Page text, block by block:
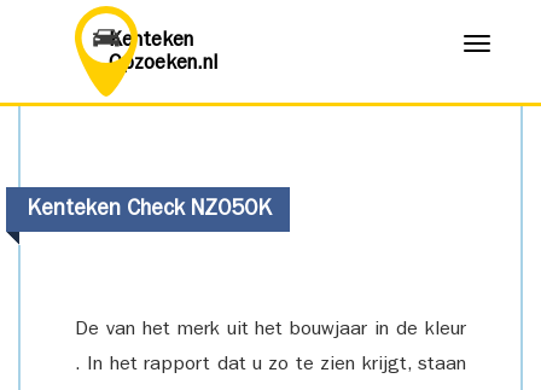
Kenteken
Opzoeken.nl
Menu
Kenteken Check NZ050K
De van het merk uit het bouwjaar in de kleur
. In het rapport dat u zo te zien krijgt, staan